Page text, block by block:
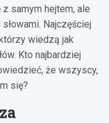
samym hejtem, ale
Najczęściej
wiedzą jak
Kto najbardziej
że wszyscy,
się?